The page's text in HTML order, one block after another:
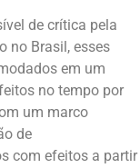
de crítica pela
no Brasil, esses
em um
no tempo por
um marco
de
com efeitos a partir